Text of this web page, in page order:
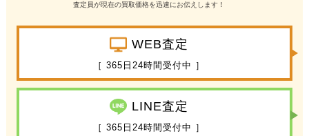
査定員が現在の買取価格を迅速にお伝えします！
WEB査定
［ 365日24時間受付中 ］
LINE査定
［ 365日24時間受付中 ］